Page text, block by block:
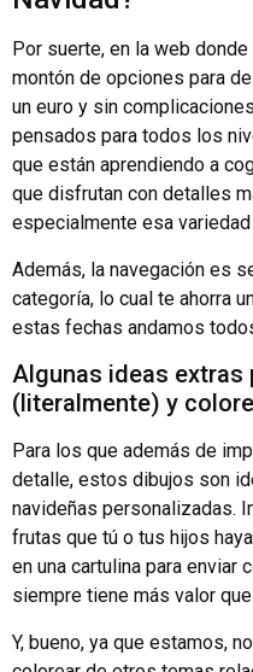
Por suerte, en la web
montón de opciones para
un euro y sin
pensados para todos los
que están aprendiendo a
que disfrutan con detalles
especialmente esa
Además, la navegación es
categoría, lo cual te ahorra
estas fechas andamos
Algunas ideas extras
(literalmente) y
Para los que además de
detalle, estos dibujos son
navideñas personalizadas.
frutas que tú o tus hijos
en una cartulina para enviar
siempre tiene más valor
Y, bueno, ya que estamos,